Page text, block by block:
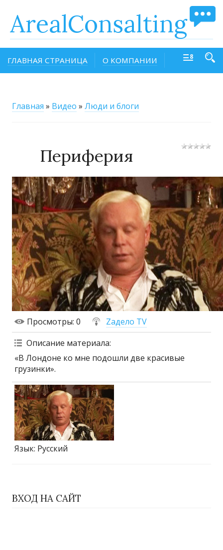
ArealConsalting
ГЛАВНАЯ СТРАНИЦА О КОМПАНИИ
Главная » Видео » Люди и блоги
Периферия
Просмотры: 0
Zадело TV
Описание материала:
«В Лондоне ко мне подошли две красивые
грузинки».
Язык: Русский
ВХОД НА САЙТ